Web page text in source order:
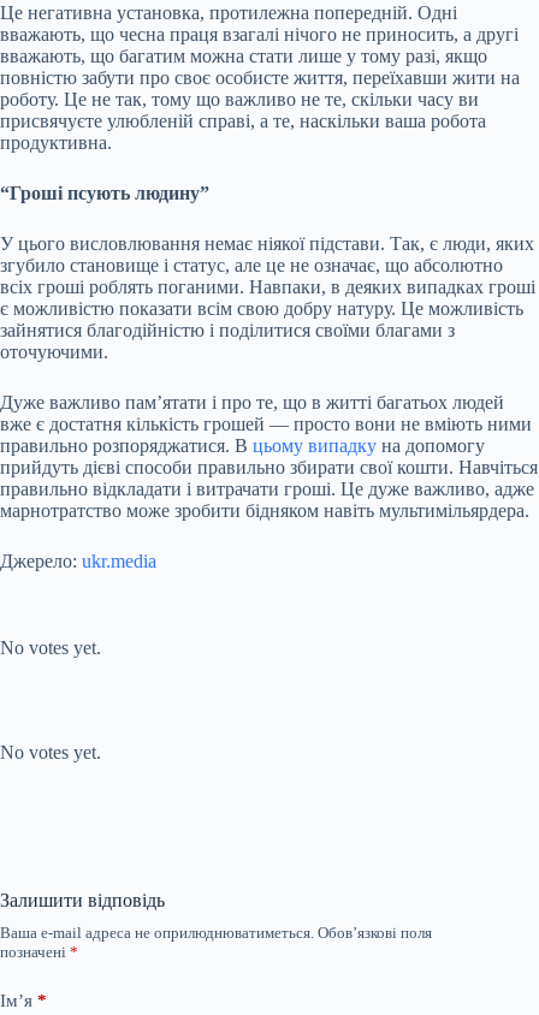
Це негативна установка, протилежна попередній. Одні
вважають, що чесна праця взагалі нічого не приносить, а другі
вважають, що багатим можна стати лише у тому разі, якщо
повністю забути про своє особисте життя, переїхавши жити на
роботу. Це не так, тому що важливо не те, скільки часу ви
присвячуєте улюбленій справі, а те, наскільки ваша робота
продуктивна.
“Гроші псують людину”
У цього висловлювання немає ніякої підстави. Так, є люди, яких
згубило становище і статус, але це не означає, що абсолютно
всіх гроші роблять поганими. Навпаки, в деяких випадках гроші
є можливістю показати всім свою добру натуру. Це можливість
зайнятися благодійністю і поділитися своїми благами з
оточуючими.
Дуже важливо пам’ятати і про те, що в житті багатьох людей
вже є достатня кількість грошей — просто вони не вміють ними
правильно розпоряджатися. В цьому випадку на допомогу
прийдуть дієві способи правильно збирати свої кошти. Навчіться
правильно відкладати і витрачати гроші. Це дуже важливо, адже
марнотратство може зробити бідняком навіть мультимільярдера.
Джерело: ukr.media
No votes yet.
No votes yet.
Залишити відповідь
Ваша e-mail адреса не оприлюднюватиметься. Обов’язкові поля
позначені *
Ім’я *